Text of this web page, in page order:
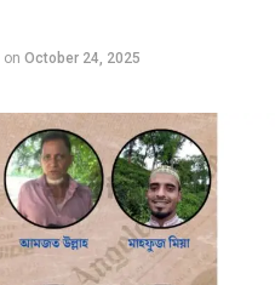
on October 24, 2025